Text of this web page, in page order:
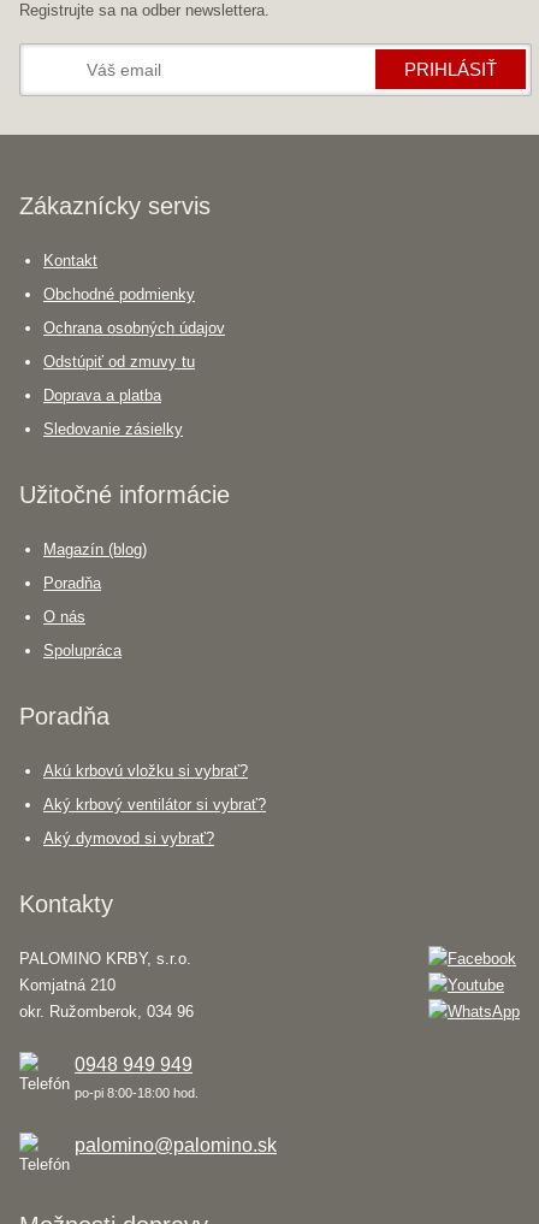
Registrujte sa na odber newslettera.
PRIHLÁSIŤ
Zákaznícky servis
Kontakt
Obchodné podmienky
Ochrana osobných údajov
Odstúpiť od zmuvy tu
Doprava a platba
Sledovanie zásielky
Užitočné informácie
Magazín (blog)
Poradňa
O nás
Spolupráca
Poradňa
Akú krbovú vložku si vybrať?
Aký krbový ventilátor si vybrať?
Aký dymovod si vybrať?
Kontakty
PALOMINO KRBY, s.r.o.
Komjatná 210
okr. Ružomberok, 034 96
0948 949 949
po-pi 8:00-18:00 hod.
palomino@palomino.sk